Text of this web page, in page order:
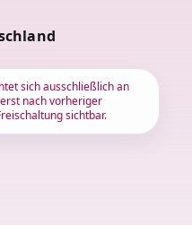
sich ausschließlich an
nach vorheriger
sichtbar.